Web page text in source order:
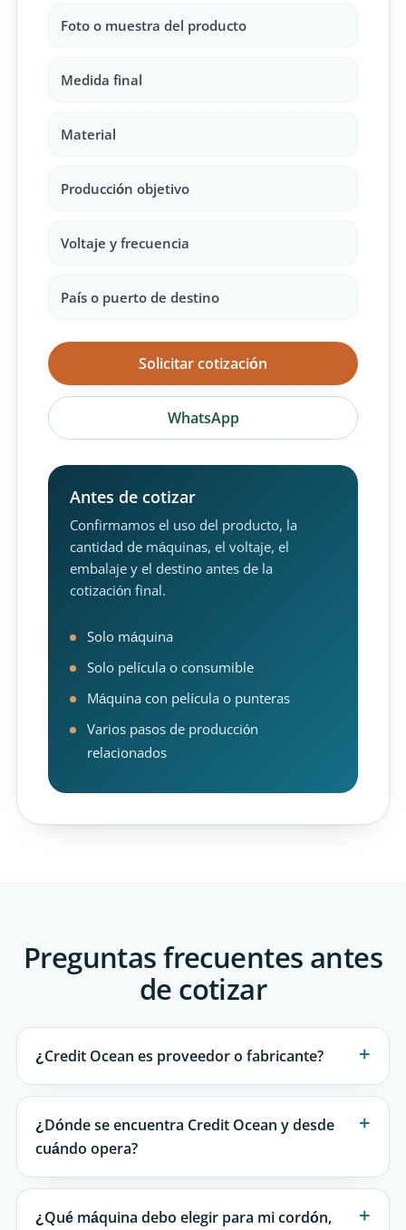
Foto o muestra del producto
Medida final
Material
Producción objetivo
Voltaje y frecuencia
País o puerto de destino
Solicitar cotización
WhatsApp
Antes de cotizar
Confirmamos el uso del producto, la
cantidad de máquinas, el voltaje, el
embalaje y el destino antes de la
cotización final.
Solo máquina
Solo película o consumible
Máquina con película o punteras
Varios pasos de producción
relacionados
Preguntas frecuentes antes
de cotizar
¿Credit Ocean es proveedor o fabricante?
¿Dónde se encuentra Credit Ocean y desde
cuándo opera?
¿Qué máquina debo elegir para mi cordón,